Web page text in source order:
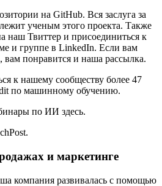
на GitHub. Вся заслуга за
ученым этого проекта. Также
наш Твиттер и присоединиться к
и группе в LinkedIn. Если вам
вам понравится и наша рассылка.
к нашему сообществу более 47
по машинному обучению.
по ИИ здесь.
и маркетинге
компания развивалась с помощью